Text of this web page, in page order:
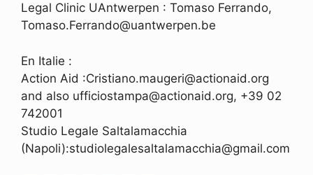
Legal Clinic UAntwerpen : Tomaso Ferrando,
Tomaso.Ferrando@uantwerpen.be
En Italie :
Action Aid :Cristiano.maugeri@actionaid.org
and also ufficiostampa@actionaid.org, +39 02
742001
Studio Legale Saltalamacchia
(Napoli):studiolegalesaltalamacchia@gmail.com